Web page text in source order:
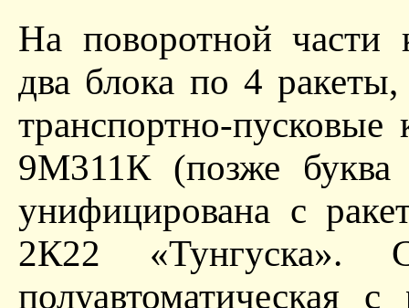
На поворотной части
два блока по 4
транспортно-
9М311К (позже
унифицирована с
2К22 «Тунгуска».
полуавтоматическая